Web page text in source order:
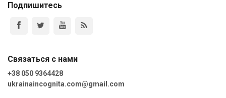
Подпишитесь
Связаться с нами
+38 050 9364428
ukrainaincognita.com@gmail.com